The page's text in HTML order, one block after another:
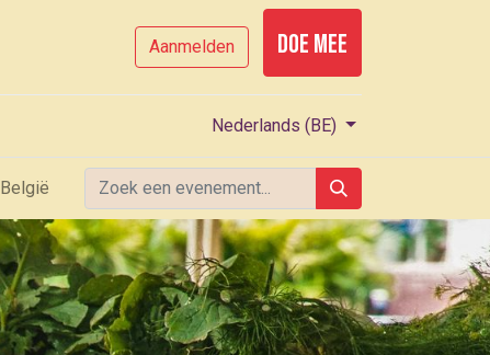
Aanmelden Doe mee
Nederlands (BE)
België